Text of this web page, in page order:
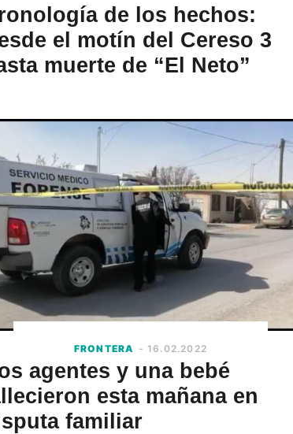
de los hechos:
el motín del Cereso 3
muerte de “El Neto”
FRONTERA - 16.02.2022
agentes y una bebé
esta mañana en
familiar